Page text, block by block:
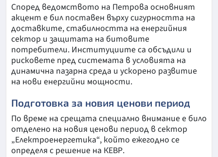
Според ведомството на Петрова основният
акцент е бил поставен върху сигурността на
доставките, стабилността на енергийния
сектор и защитата на битовите
потребители. Институциите са обсъдили и
рисковете пред системата в условията на
динамична пазарна среда и ускорено развитие
на нови енергийни мощности.
Подготовка за новия ценови период
По време на срещата специално внимание е било
отделено на новия ценови период в сектор
„Електроенергетика“, който ежегодно се
определя с решение на КЕВР.